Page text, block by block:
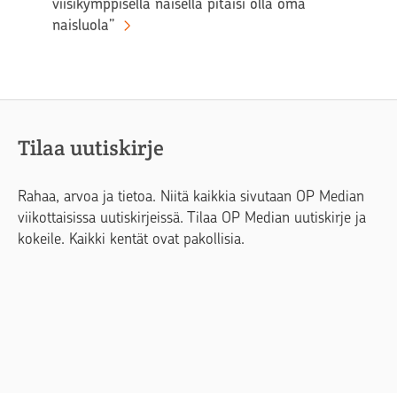
naisluola”
Tilaa uutiskirje
Rahaa, arvoa ja tietoa. Niitä kaikkia sivutaan OP Median
viikottaisissa uutiskirjeissä. Tilaa OP Median uutiskirje ja
kokeile. Kaikki kentät ovat pakollisia.